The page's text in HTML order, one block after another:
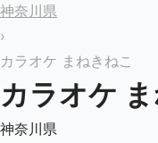
神奈川県
›
カラオケ まねきねこ
カラオケ
神奈川県